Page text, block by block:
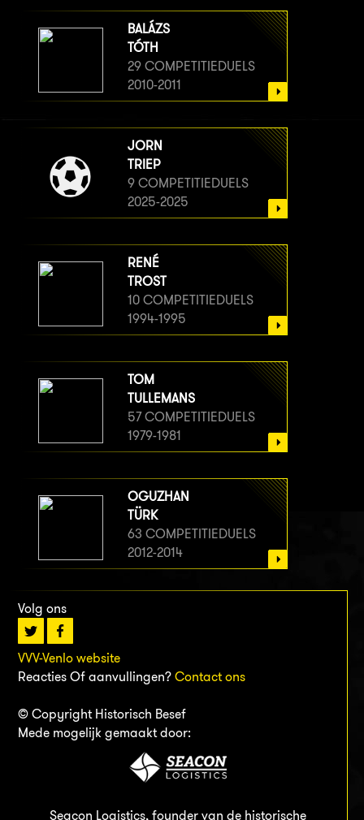
BALÁZS
TÓTH
29 COMPETITIEDUELS
2010-2011
JORN
TRIEP
9 COMPETITIEDUELS
2025-2025
RENÉ
TROST
10 COMPETITIEDUELS
1994-1995
TOM
TULLEMANS
57 COMPETITIEDUELS
1979-1981
OGUZHAN
TÜRK
63 COMPETITIEDUELS
2012-2014
Volg ons
VVV-Venlo website
Reacties Of aanvullingen? Contact ons
© Copyright Historisch Besef
Mede mogelijk gemaakt door:
Seacon Logistics, founder van de historische